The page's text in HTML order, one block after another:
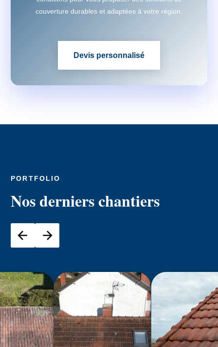
couverture durables et adaptées à votre région.
Devis personnalisé
PORTFOLIO
Nos derniers chantiers